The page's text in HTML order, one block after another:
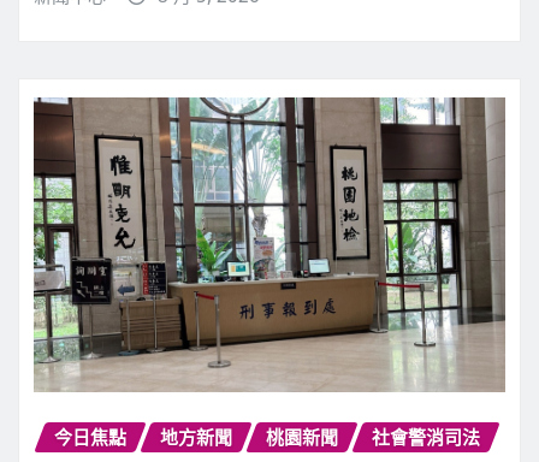
今日焦點 地方新聞 桃園新聞 社會警消司法